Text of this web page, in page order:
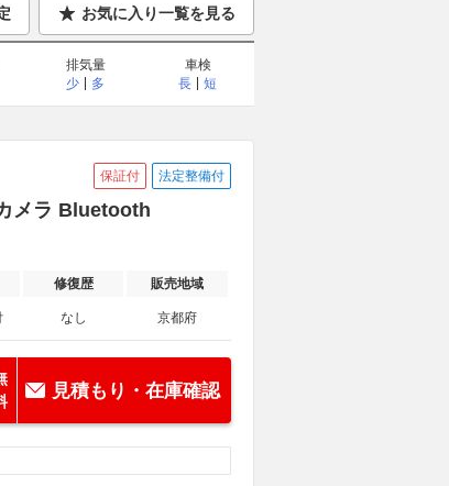
お気に入り一覧を見る
排気量
少
多
車検
長
短
保証付 法定整備付
メラ Bluetooth
修復歴 販売地域
なし 京都府
見積もり・在庫確認